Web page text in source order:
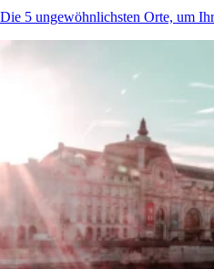
Die 5 ungewöhnlichsten Orte, um